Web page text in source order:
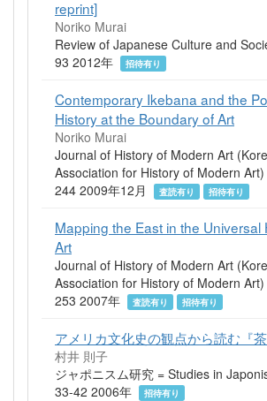
reprint]
Noriko Murai
Review of Japanese Culture and
93 2012年
招待有り
Contemporary Ikebana and the
History at the Boundary of Art
Noriko Murai
Journal of History of Modern Art
Association for History of Modern
244 2009年12月
査読有り 招待有り
Mapping the East in the Universal
Art
Journal of History of Modern Art
Association for History of Modern
253 2007年
査読有り 招待有り
アメリカ文化史の観点から読む『茶
村井 則子
ジャポニスム研究 = Studies in
33-42 2006年
招待有り